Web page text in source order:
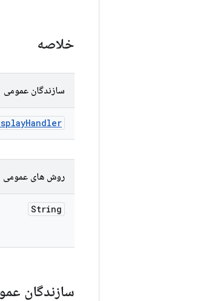
خلاصه
سازندگان عمومی
Handler
روش های عمومی
String
سازندگان